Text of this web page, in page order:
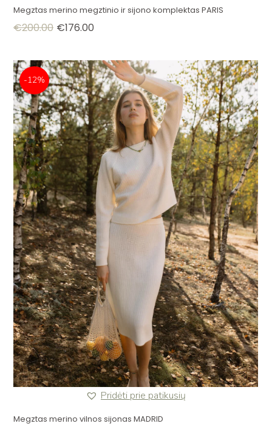
Megztas merino megztinio ir sijono komplektas PARIS
€200.00 €176.00
-12%
Pridėti prie patikusių
Megztas merino vilnos sijonas MADRID